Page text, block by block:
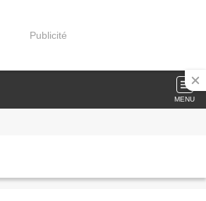
Publicité
MENU